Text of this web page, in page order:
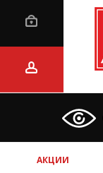
АКЦИИ